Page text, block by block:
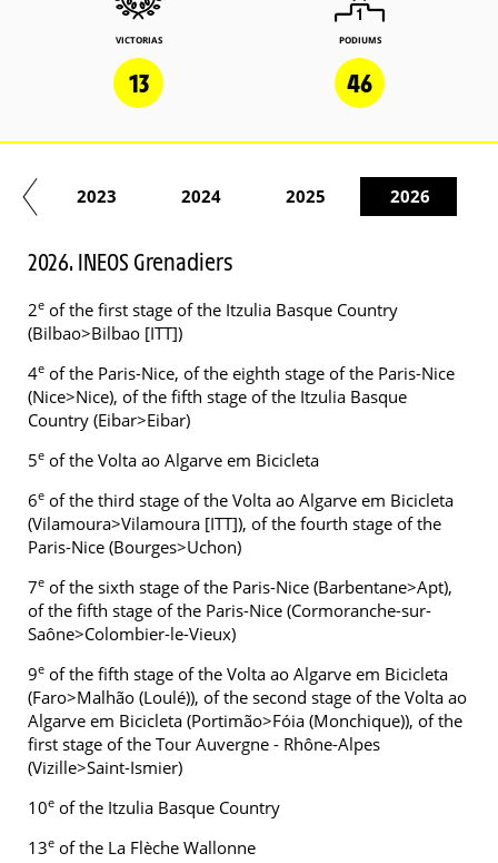
VICTORIAS
13
PODIUMS
46
2023 2024 2025 2026
2026. INEOS Grenadiers
2e of the first stage of the Itzulia Basque Country
(Bilbao>Bilbao [ITT])
4e of the Paris-Nice, of the eighth stage of the Paris-Nice
(Nice>Nice), of the fifth stage of the Itzulia Basque
Country (Eibar>Eibar)
5e of the Volta ao Algarve em Bicicleta
6e of the third stage of the Volta ao Algarve em Bicicleta
(Vilamoura>Vilamoura [ITT]), of the fourth stage of the
Paris-Nice (Bourges>Uchon)
7e of the sixth stage of the Paris-Nice (Barbentane>Apt),
of the fifth stage of the Paris-Nice (Cormoranche-sur-
Saône>Colombier-le-Vieux)
9e of the fifth stage of the Volta ao Algarve em Bicicleta
(Faro>Malhão (Loulé)), of the second stage of the Volta ao
Algarve em Bicicleta (Portimão>Fóia (Monchique)), of the
first stage of the Tour Auvergne - Rhône-Alpes
(Vizille>Saint-Ismier)
10e of the Itzulia Basque Country
13e of the La Flèche Wallonne